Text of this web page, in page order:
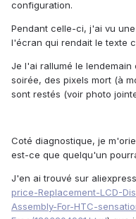
configuration.
Pendant celle-ci, j'ai vu
l'écran qui rendait le texte
Je l'ai rallumé le
soirée, des pixels mort (à
sont restés (voir photo
Coté diagnostique, je
est-ce que quelqu'un
J'en ai trouvé sur
price-Replacement-LCD-
Assembly-For-HTC-